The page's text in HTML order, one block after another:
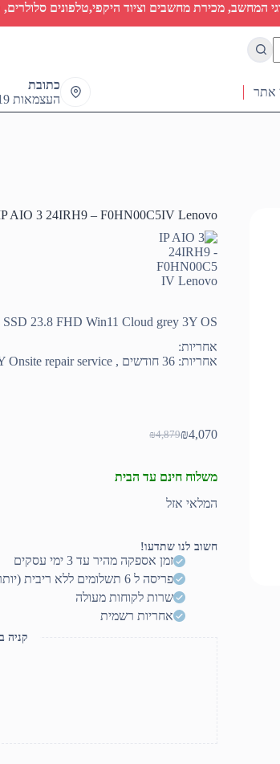
מכירת מחשבים וציוד היקפי,טלפונים סלולרים,
אתר
כתובת
העצמאות 19 ראש העין
AIO 3 24IRH9 – F0HN00C5IV Lenovo
23.8 FHD Win11 Cloud grey 3Y OS
אחריות:
אחריות: 36 חודשים , 3Y Onsite repair service
₪4,879
המחיר
₪4,879.
₪4,070 המחיר
₪4,070.
משלוח חינם עד הבית
המלאי אזל
חשוב לנו שתדעו!
זמן אספקה מהיר עד 3 ימי עסקים
פריסה ל 6 תשלומים ללא ריבית (יותר? דברו איתנו)
שרות לקוחות מעולה
אחריות רשמית
קניה